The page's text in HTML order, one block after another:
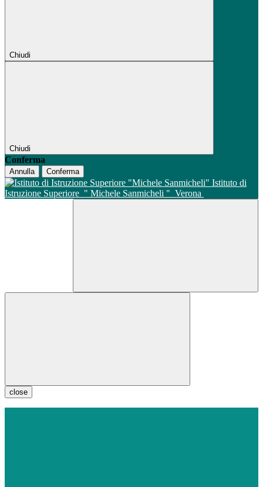
Chiudi
Chiudi
Conferma
Annulla Conferma
Istituto di
Istruzione Superiore " Michele Sanmicheli " Verona
close